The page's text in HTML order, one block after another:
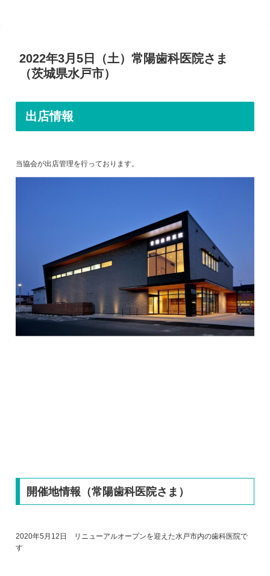
2022年3月5日（土）常陽歯科医院さま
（茨城県水戸市）
出店情報
当協会が出店管理を行っております。
出店に関するお問い合わせ
開催地情報（常陽歯科医院さま）
2020年5月12日 リニューアルオープンを迎えた水戸市内の歯科医院で
す